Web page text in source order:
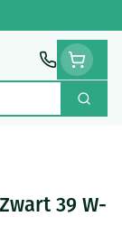
Zoek
39 W-